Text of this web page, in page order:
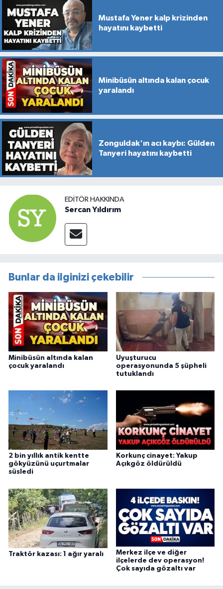
Mustafa Yener kalp krizinden
hayatını kaybetti
Minibüsün altında kalan çocuk
yaralandı
Zonguldak'ın acı kaybı: Gülden
Tanyeri hayatını kaybetti
EDITÖR HAKKINDA
Sercan Yıldırım
Bunlar da ilginizi çekebilir
Minibüsün altında kalan
çocuk yaralandı
Uyuşturucu
operasyonunda 5 şüpheli
tutuklandı
2 bin yıllık antik kentte
gökyüzünü uçurtmalar
süsledi
Korkunç cinayet: Yakup
Açıkgöz öldürüldü
Traktör kazası: 1 ağır yaralı
Merkez ilçe ve diğer
ilçelerde dev operasyon!
Çok sayıda gözaltı var